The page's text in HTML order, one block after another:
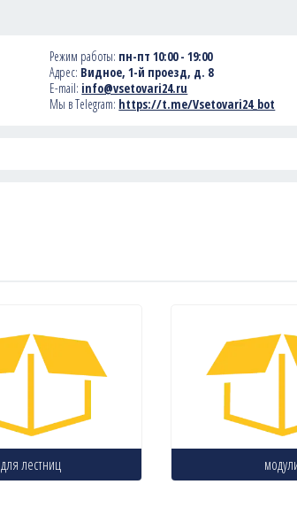
Режим работы: пн-пт 10:00 - 19:00
Адрес: Видное, 1-й проезд, д. 8
E-mail: info@vsetovari24.ru
Мы в Telegram: https://t.me/Vsetovari24_bot
для лестниц